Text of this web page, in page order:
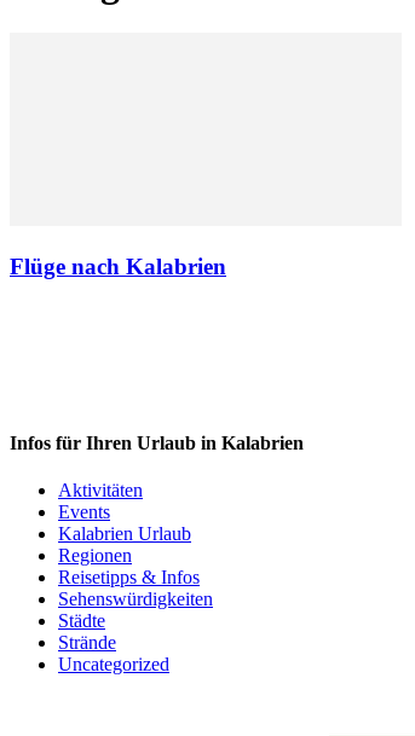
Flüge nach Kalabrien
Infos für Ihren Urlaub in Kalabrien
Aktivitäten
Events
Kalabrien Urlaub
Regionen
Reisetipps & Infos
Sehenswürdigkeiten
Städte
Strände
Uncategorized